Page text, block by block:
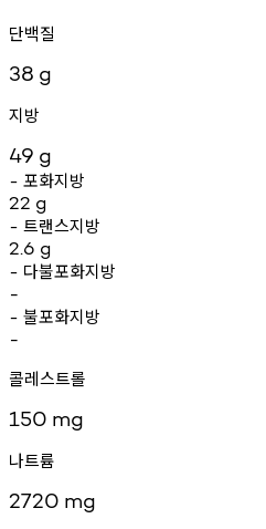
단백질
38 g
지방
49 g
- 포화지방
22 g
- 트랜스지방
2.6 g
- 다불포화지방
-
- 불포화지방
-
콜레스트롤
150 mg
나트륨
2720 mg